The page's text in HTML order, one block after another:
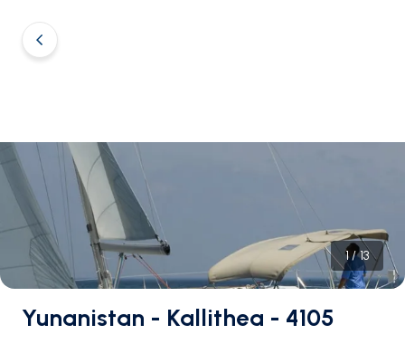
1/13
Yunanistan - Kallithea - 4105